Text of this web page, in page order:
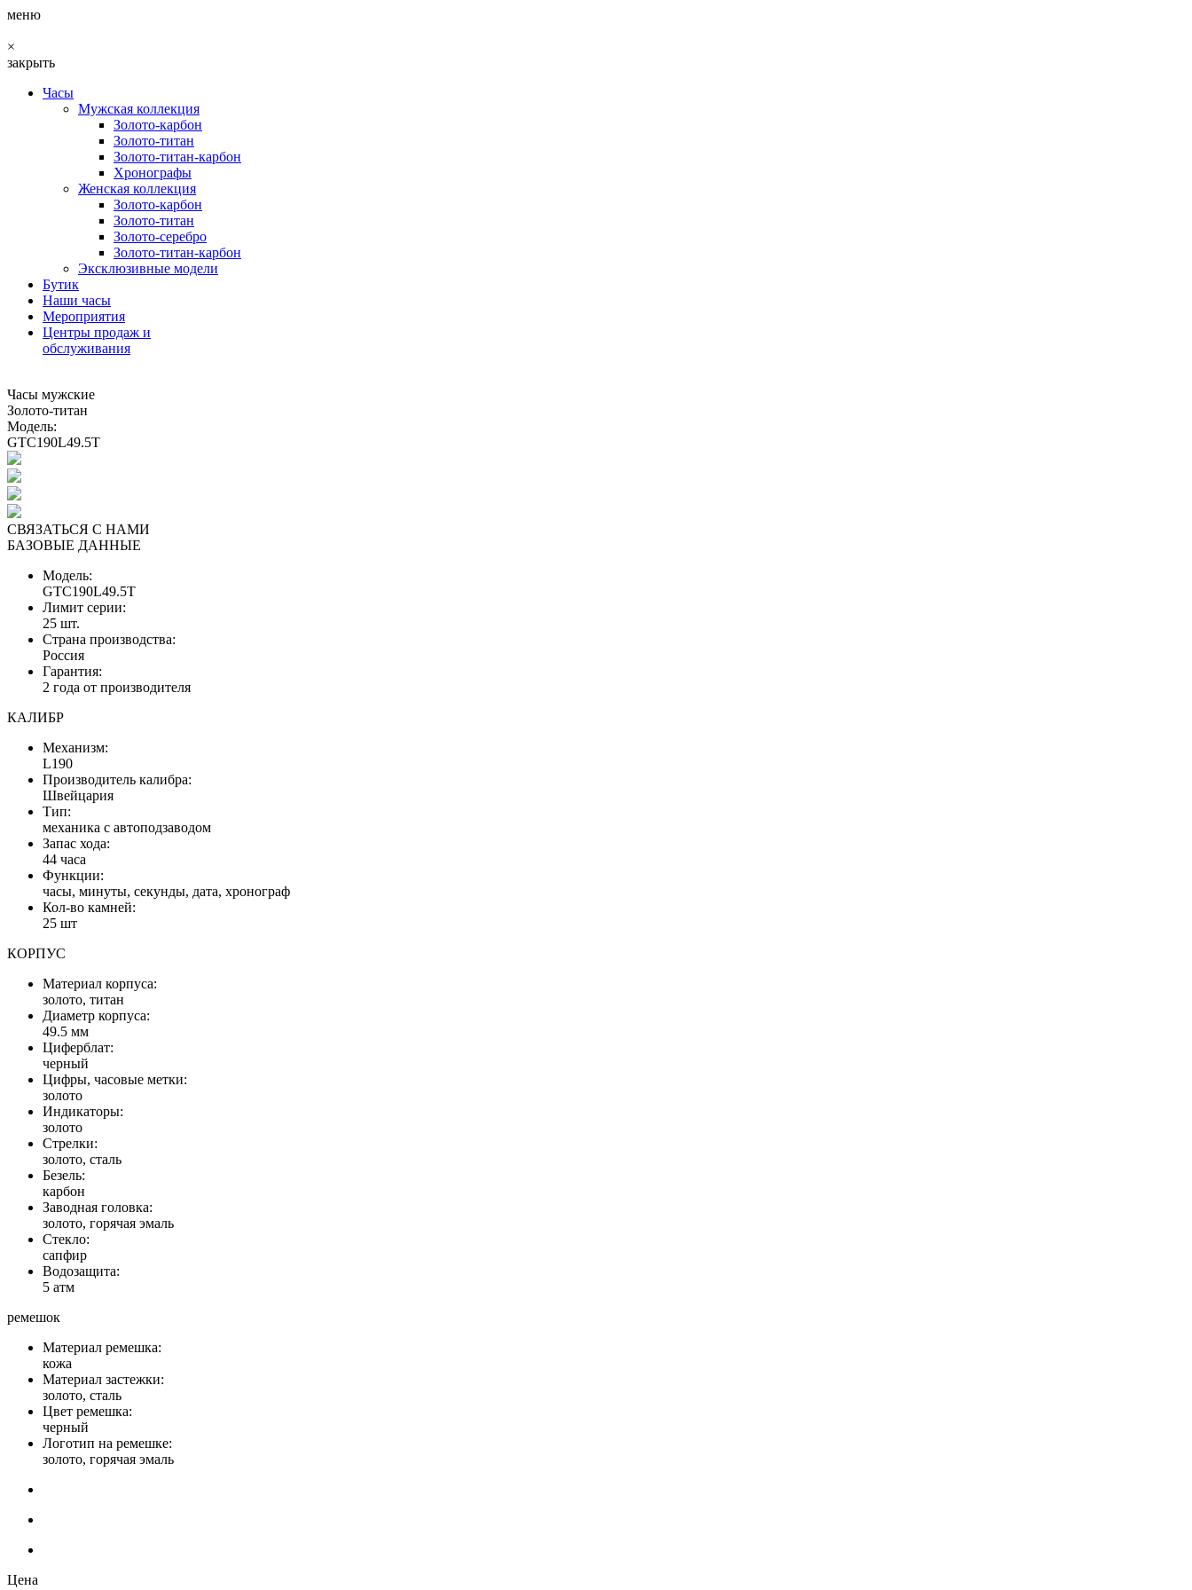
меню
×
закрыть
Часы
Мужская коллекция
Золото-карбон
Золото-титан
Золото-титан-карбон
Хронографы
Женская коллекция
Золото-карбон
Золото-титан
Золото-серебро
Золото-титан-карбон
Эксклюзивные модели
Бутик
Наши часы
Мероприятия
Центры продаж и
обслуживания
Часы мужские
Золото-титан
Модель:
GTC190L49.5T
СВЯЗАТЬСЯ С НАМИ
БАЗОВЫЕ ДАННЫЕ
Модель:
GTC190L49.5T
Лимит серии:
25 шт.
Страна производства:
Россия
Гарантия:
2 года от производителя
КАЛИБР
Механизм:
L190
Производитель калибра:
Швейцария
Тип:
механика с автоподзаводом
Запас хода:
44 часа
Функции:
часы, минуты, секунды, дата, хронограф
Кол-во камней:
25 шт
КОРПУС
Материал корпуса:
золото, титан
Диаметр корпуса:
49.5 мм
Циферблат:
черный
Цифры, часовые метки:
золото
Индикаторы:
золото
Стрелки:
золото, сталь
Безель:
карбон
Заводная головка:
золото, горячая эмаль
Стекло:
сапфир
Водозащита:
5 атм
ремешок
Материал ремешка:
кожа
Материал застежки:
золото, сталь
Цвет ремешка:
черный
Логотип на ремешке:
золото, горячая эмаль
Цена